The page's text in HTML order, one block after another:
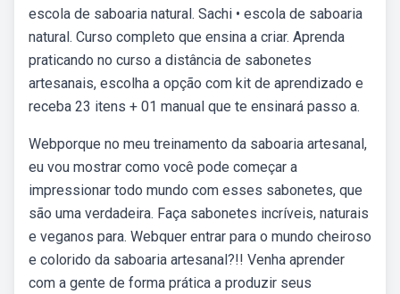
escola de saboaria natural. Sachi • escola de saboaria
natural. Curso completo que ensina a criar. Aprenda
praticando no curso a distância de sabonetes
artesanais, escolha a opção com kit de aprendizado e
receba 23 itens + 01 manual que te ensinará passo a.
Webporque no meu treinamento da saboaria artesanal,
eu vou mostrar como você pode começar a
impressionar todo mundo com esses sabonetes, que
são uma verdadeira. Faça sabonetes incríveis, naturais
e veganos para. Webquer entrar para o mundo cheiroso
e colorido da saboaria artesanal?!! Venha aprender
com a gente de forma prática a produzir seus